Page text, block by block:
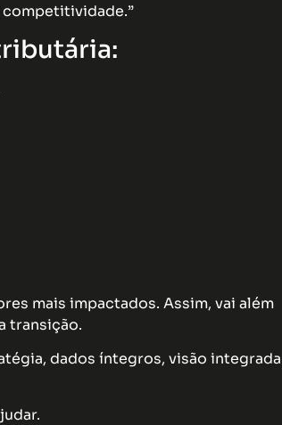
competitividade.”
mais impactados. Assim, vai além
transição.
dados íntegros, visão integrada